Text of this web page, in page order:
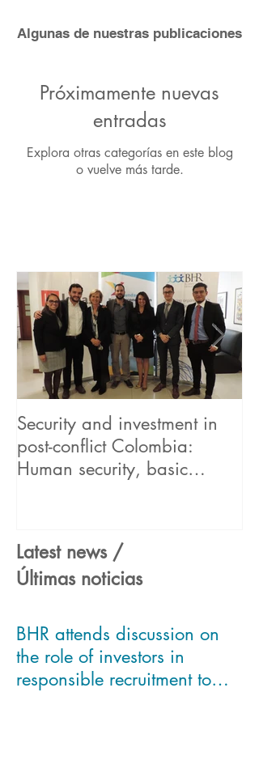
Algunas de nuestras publicaciones
Próximamente nuevas
entradas
Explora otras categorías en este blog
o vuelve más tarde.
Security and investment in
post-conflict Colombia:
Human security, basic
Latest news /
Últimas noticias
BHR attends discussion on
the role of investors in
responsible recruitment to